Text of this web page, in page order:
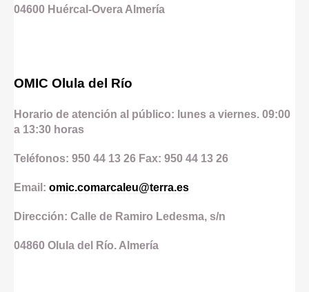
04600 Huércal-Overa Almería
OMIC Olula del Río
Horario de atención al público: lunes a viernes. 09:00
a 13:30 horas
Teléfonos: 950 44 13 26 Fax: 950 44 13 26
Email: omic.comarcaleu@terra.es
Dirección: Calle de Ramiro Ledesma, s/n
04860 Olula del Río. Almería